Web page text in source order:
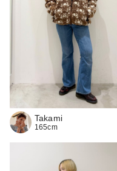
Takami
165cm